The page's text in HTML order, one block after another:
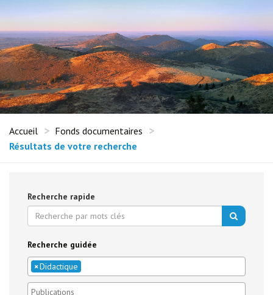
Accueil
Fonds documentaires
Résultats de votre recherche
Recherche rapide
Recherche guidée
×Didactique